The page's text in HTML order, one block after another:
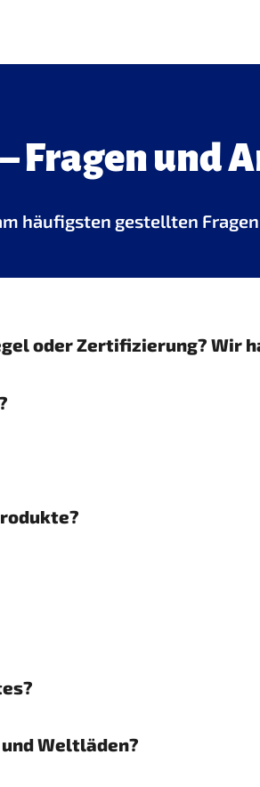
– Fragen und
häufigsten gestellten Fragen
oder Zertifizierung?
und Weltläden?